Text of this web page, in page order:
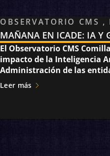
OBSERVATORIO CMS ,
MAÑANA EN ICADE: IA Y
El Observatorio CMS
impacto de la Inteligencia
Administración de las
Leer más